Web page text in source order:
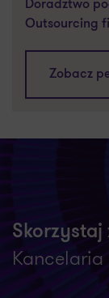
Doradztwo
Outsourcing
Zobacz
Skorzystaj